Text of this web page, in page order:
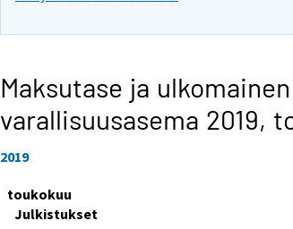
Maksutase ja ulkomainen
varallisuusasema 2019,
2019
toukokuu
Julkistukset